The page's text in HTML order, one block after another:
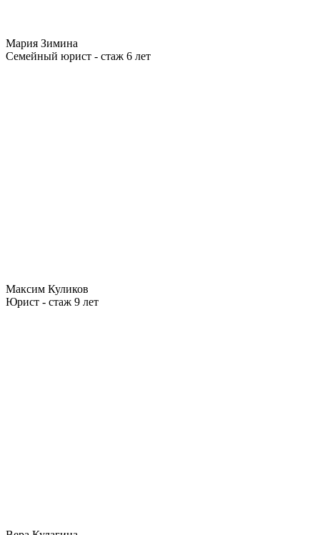
Мария Зимина
Семейный юрист - стаж 6 лет
Максим Куликов
Юрист - стаж 9 лет